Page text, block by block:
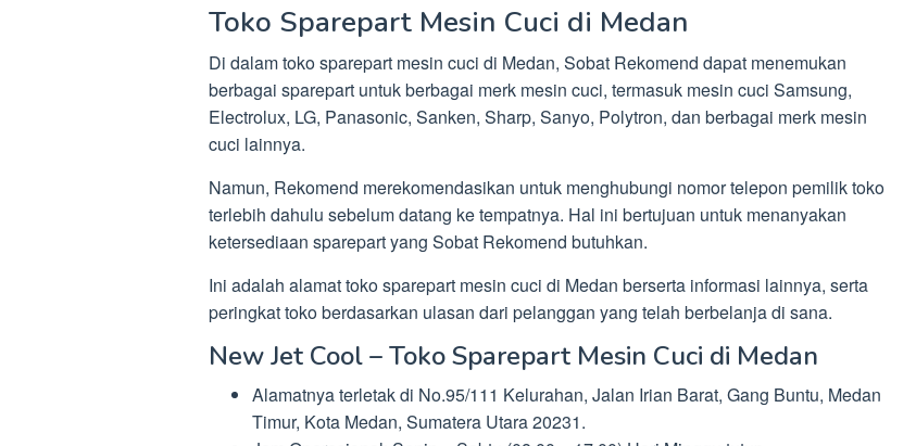
Toko Sparepart Mesin Cuci di Medan
Di dalam toko sparepart mesin cuci di Medan, Sobat Rekomend dapat menemukan
berbagai sparepart untuk berbagai merk mesin cuci, termasuk mesin cuci Samsung,
Electrolux, LG, Panasonic, Sanken, Sharp, Sanyo, Polytron, dan berbagai merk mesin
cuci lainnya.
Namun, Rekomend merekomendasikan untuk menghubungi nomor telepon pemilik toko
terlebih dahulu sebelum datang ke tempatnya. Hal ini bertujuan untuk menanyakan
ketersediaan sparepart yang Sobat Rekomend butuhkan.
Ini adalah alamat toko sparepart mesin cuci di Medan berserta informasi lainnya, serta
peringkat toko berdasarkan ulasan dari pelanggan yang telah berbelanja di sana.
New Jet Cool – Toko Sparepart Mesin Cuci di Medan
Alamatnya terletak di No.95/111 Kelurahan, Jalan Irian Barat, Gang Buntu, Medan
Timur, Kota Medan, Sumatera Utara 20231.